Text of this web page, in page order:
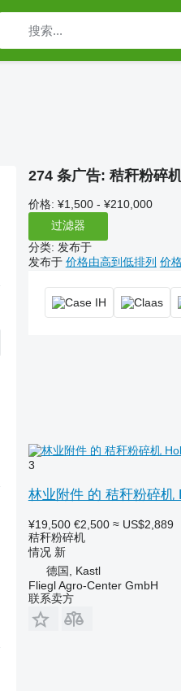
274 条广告: 秸秆粉碎
价格: ¥1,500 - ¥210,000
过滤器
分类: 发布于
发布于 价格由高到低排列 价
3
林业附件 的 秸秆粉碎机
¥19,500 €2,500 ≈ US$2,889
秸秆粉碎机
情况新
德国, Kastl
Fliegl Agro-Center GmbH
联系卖方